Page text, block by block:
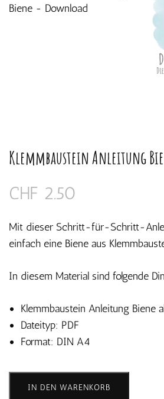
Klemmbaustein Anleitung
CHF 2.50
Mit dieser Schritt-für-Schritt-
einfach eine Biene aus
In diesem Material sind folgende
Klemmbaustein Anleitung Biene
Dateityp: PDF
Format: DIN A4
Klemmbaustein
Anleitung
IN DEN WARENKORB